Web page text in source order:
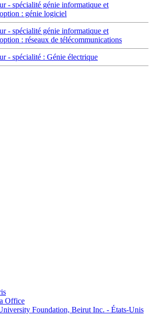
- spécialité génie informatique et
: génie logiciel
- spécialité génie informatique et
: réseaux de télécommunications
- spécialité : Génie électrique
Office
Foundation, Beirut Inc. - États-Unis